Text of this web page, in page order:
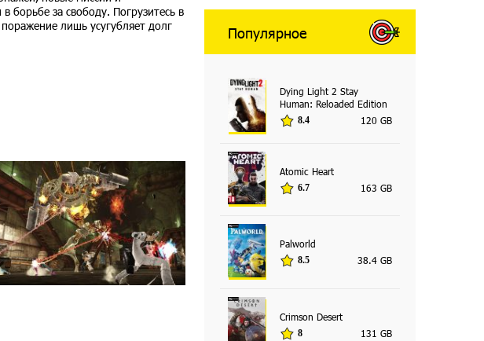
борьбе за свободу. Погрузитесь в
лишь усугубляет долг
Популярное
Dying Light 2 Stay
Human: Reloaded Edition
8.4 120 GB
Atomic Heart
6.7 163 GB
Palworld
8.5 38.4 GB
Crimson Desert
8 131 GB